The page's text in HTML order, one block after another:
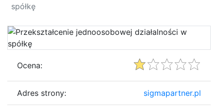
spółkę
Ocena:
Adres strony: sigmapartner.pl